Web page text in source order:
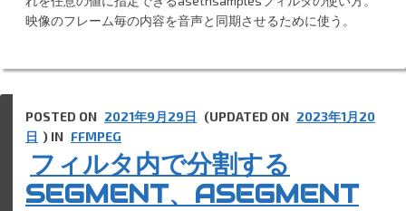
n
er
映像のフレーム毎の内容を音声と同期させるために使う。
フィルタ内で分割する
SEGMENT、ASEGMENT
POSTED ON 2021年9月29日 (UPDATED ON 2023年1月20
日 ) IN FFMPEG